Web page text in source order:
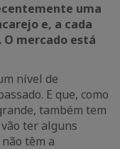
uma
e, a cada
mercado está
nível de
E que, como
também tem
ter alguns
têm a